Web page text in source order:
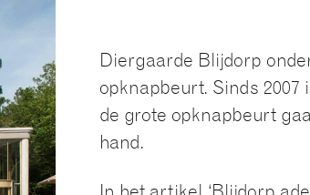
Diergaarde Blijdorp
opknapbeurt. Sinds 2007
de grote opknapbeurt
hand.